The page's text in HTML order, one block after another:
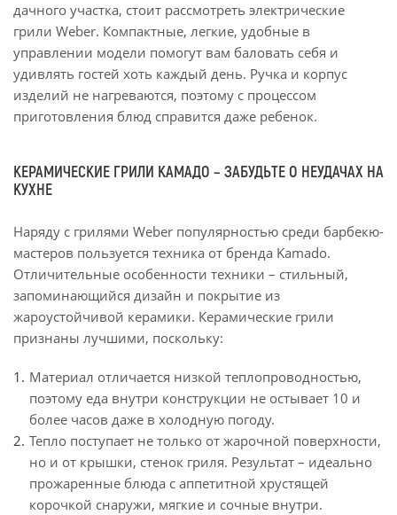
дачного участка, стоит рассмотреть электрические
грили Weber. Компактные, легкие, удобные в
управлении модели помогут вам баловать себя и
удивлять гостей хоть каждый день. Ручка и корпус
изделий не нагреваются, поэтому с процессом
приготовления блюд справится даже ребенок.
КЕРАМИЧЕСКИЕ ГРИЛИ КАМАДО – ЗАБУДЬТЕ О НЕУДАЧАХ НА
КУХНЕ
Наряду с грилями Weber популярностью среди барбекю-
мастеров пользуется техника от бренда Kamado.
Отличительные особенности техники – стильный,
запоминающийся дизайн и покрытие из
жароустойчивой керамики. Керамические грили
признаны лучшими, поскольку:
Материал отличается низкой теплопроводностью,
поэтому еда внутри конструкции не остывает 10 и
более часов даже в холодную погоду.
Тепло поступает не только от жарочной поверхности,
но и от крышки, стенок гриля. Результат – идеально
прожаренные блюда с аппетитной хрустящей
корочкой снаружи, мягкие и сочные внутри.